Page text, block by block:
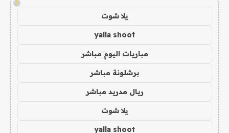
!
يلا شوت
yalla shoot
مباريات اليوم مباشر
برشلونة مباشر
ريال مدريد مباشر
يلا شوت
yalla shoot